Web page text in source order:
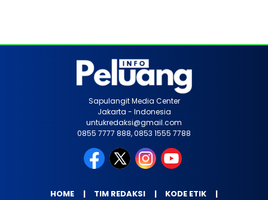
Sapulangit Media Center
Jakarta - Indonesia
untukredaksi@gmail.com
0855 7777 888, 0853 1555 7788
HOME TIM REDAKSI
KODE ETIK